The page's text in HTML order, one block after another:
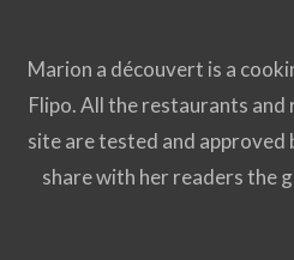
Marion a découvert is a
Flipo. All the restaurants and
site are tested and approved
share with her readers the